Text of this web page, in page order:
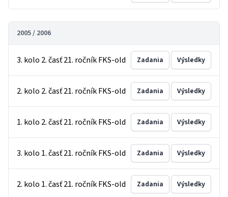
2005 / 2006
3. kolo 2. časť 21. ročník FKS-old Zadania Výsledky
2. kolo 2. časť 21. ročník FKS-old Zadania Výsledky
1. kolo 2. časť 21. ročník FKS-old Zadania Výsledky
3. kolo 1. časť 21. ročník FKS-old Zadania Výsledky
2. kolo 1. časť 21. ročník FKS-old Zadania Výsledky